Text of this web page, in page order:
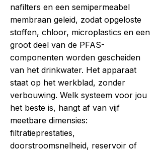
nafilters en een semipermeabel
membraan geleid, zodat opgeloste
stoffen, chloor, microplastics en een
groot deel van de PFAS-
componenten worden gescheiden
van het drinkwater. Het apparaat
staat op het werkblad, zonder
verbouwing. Welk systeem voor jou
het beste is, hangt af van vijf
meetbare dimensies:
filtratieprestaties,
doorstroomsnelheid, reservoir of